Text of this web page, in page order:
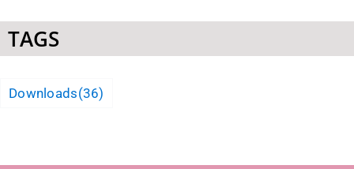
TAGS
Downloads(36)